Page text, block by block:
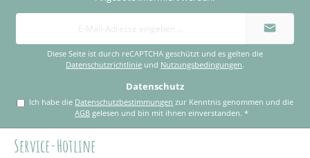
E-
Adresse
Diese Seite ist durch reCAPTCHA geschützt und es gelten die
Datenschutzrichtlinie und Nutzungsbedingungen.
Datenschutz
Ich habe die Datenschutzbestimmungen
AGB gelesen und bin mit ihnen einverstanden.*
Service-Hotline